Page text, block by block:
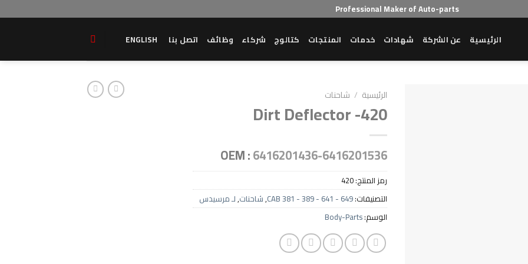
Professional Maker of Auto-parts
الرئيسية عن الشركة شهادات خدمات المنتجات كتالوج شركاء وظائف اتصل بنا ENGLISH
الرئيسية / شاحنات
Dirt Deflector -420
OEM :6416201436-6416201536
رمز المنتج:420
التصنيفات:CAB 381 - 389 - 641 - 649
,شاحنات,لـ مرسيدس
الوسم:Body-Parts